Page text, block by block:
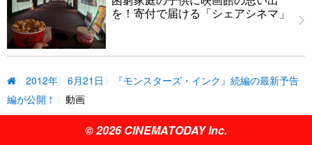
を！寄付で届ける「シェアシネマ」
2012年 6月21日
『モンスターズ・インク』続編の最新予告
編が公開！
動画
© 2026 CINEMATODAY Inc.